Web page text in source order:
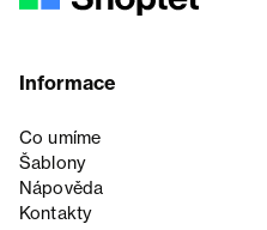
Informace
Co umíme
Šablony
Nápověda
Kontakty